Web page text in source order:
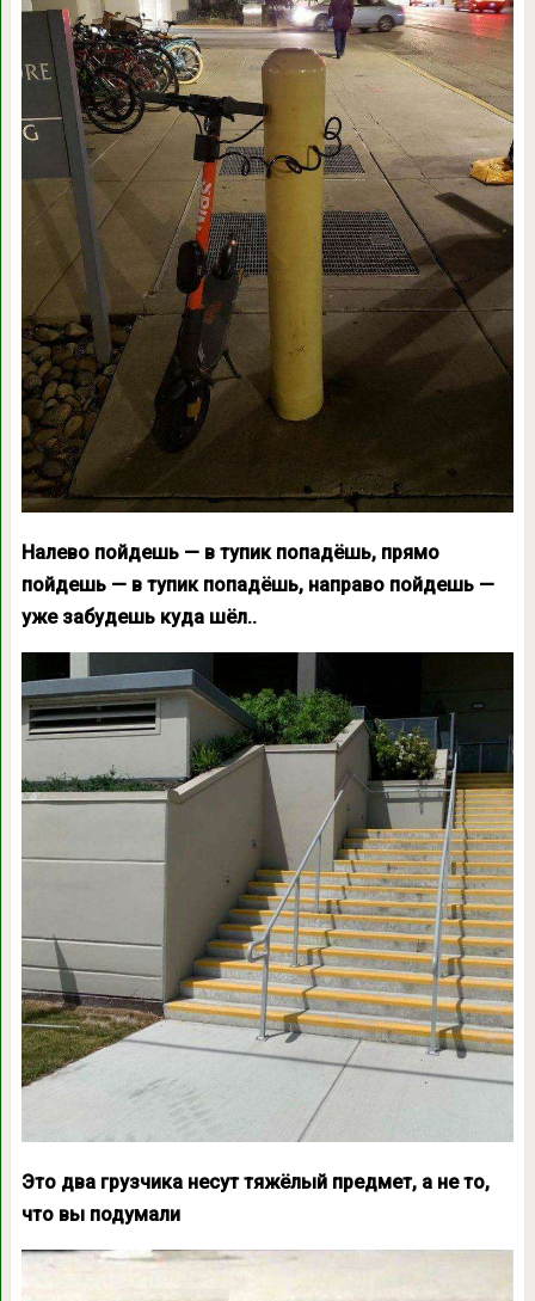
Налево пойдешь — в тупик попадёшь, прямо
пойдешь — в тупик попадёшь, направо пойдешь —
уже забудешь куда шёл..
Это два грузчика несут тяжёлый предмет, а не то,
что вы подумали